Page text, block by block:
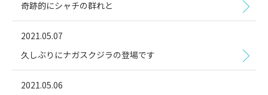
奇跡的にシャチの群れと
2021.05.07
久しぶりにナガスクジラの登場です
2021.05.06